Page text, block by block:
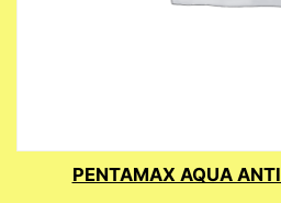
PENTAMAX AQUA